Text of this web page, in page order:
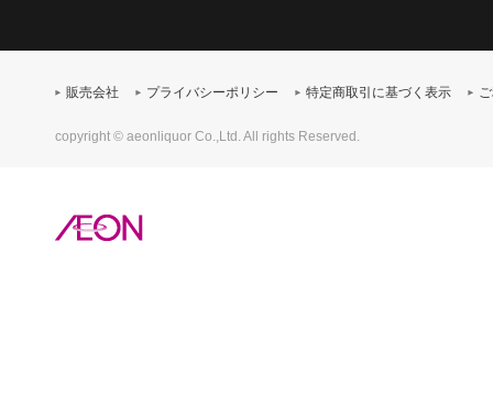
販売会社 プライバシーポリシー 特定商取引に基づく表示
copyright © aeonliquor Co.,Ltd. All rights Reserved.